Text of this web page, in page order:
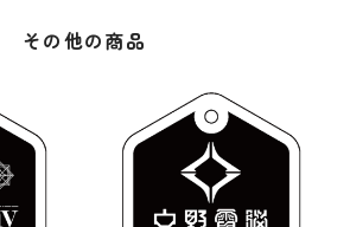
その他の商品